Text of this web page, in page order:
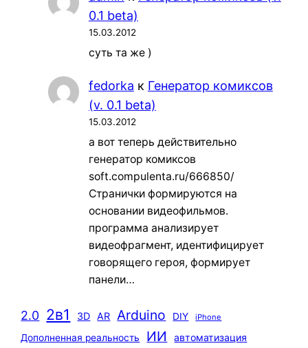
0.1 beta)
15.03.2012
суть та же )
fedorka к Генератор комиксов
(v. 0.1 beta)
15.03.2012
а вот теперь действительно
генератор комиксов
soft.compulenta.ru/666850/
Странички формируются на
основании видеофильмов.
программа анализирует
видеофрагмент, идентифицирует
говорящего героя, формирует
панели…
2.0 2в1 3D AR Arduino DIY iPhone
Дополненная реальность ИИ автоматизация